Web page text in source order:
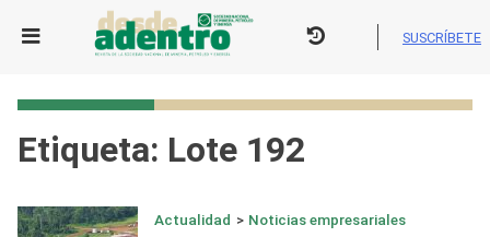
SUSCRÍBETE
Etiqueta: Lote 192
Actualidad > Noticias empresariales